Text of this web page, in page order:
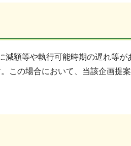
額等や執行可能時期の遅れ等が
この場合において、当該企画提